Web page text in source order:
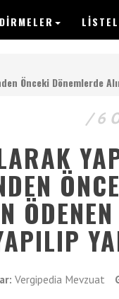
Önceki Dönemlerde
/ 6
Vergipedia Mevzuat